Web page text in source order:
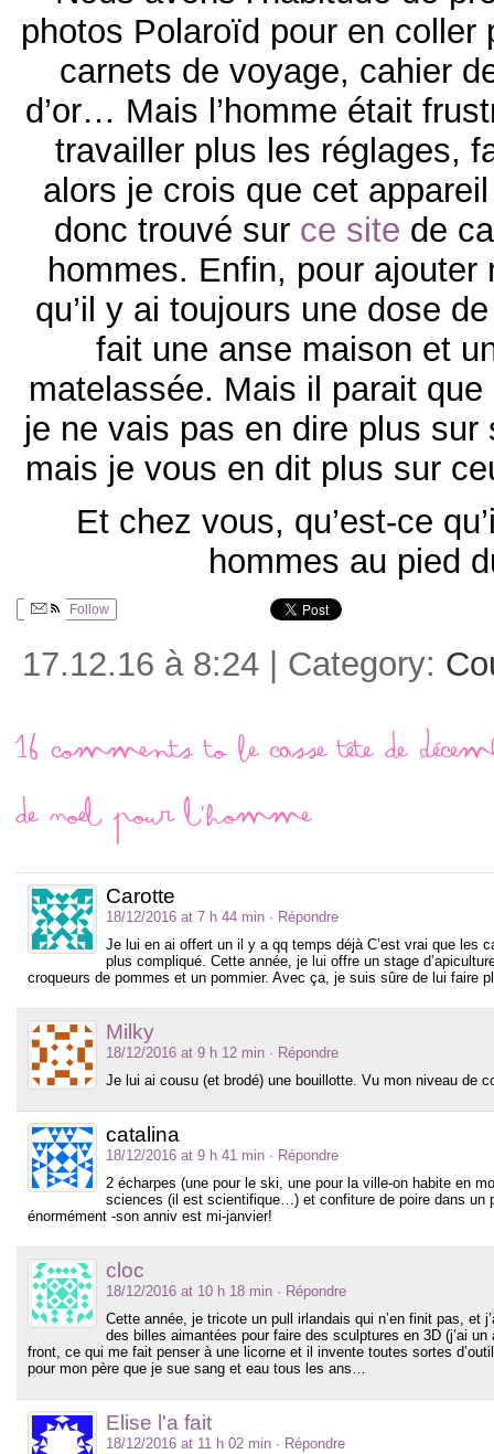
photos Polaroïd pour en coller
carnets de voyage, cahier
d’or… Mais l’homme était
travailler plus les réglages,
alors je crois que cet
donc trouvé sur ce site de
hommes. Enfin, pour ajouter
qu’il y ai toujours une dose
fait une anse maison et
matelassée. Mais il parait que
je ne vais pas en dire plus sur
mais je vous en dit plus sur
Et chez vous, qu’est-ce
hommes au pied
Follow
17.12.16 à 8:24 | Category:
16 comments to Le casse tête de
de Noel pour l’homme
Carotte
18/12/2016 at 7 h 44 min · Répondre
Je lui en ai offert un il y a qq temps déjà C’est vrai que les
plus compliqué. Cette année, je lui offre un stage
croqueurs de pommes et un pommier. Avec ça, je suis sûre de lui faire
Milky
18/12/2016 at 9 h 12 min · Répondre
Je lui ai cousu (et brodé) une bouillotte. Vu mon niveau de
catalina
18/12/2016 at 9 h 41 min · Répondre
2 écharpes (une pour le ski, une pour la ville-on habite en
sciences (il est scientifique…) et confiture de poire dans un
énormément -son anniv est mi-janvier!
cloc
18/12/2016 at 10 h 18 min · Répondre
Cette année, je tricote un pull irlandais qui n’en finit pas, et
des billes aimantées pour faire des sculptures en 3D (j’ai
front, ce qui me fait penser à une licorne et il invente toutes sortes
pour mon père que je sue sang et eau tous les ans…
Elise l'a fait
18/12/2016 at 11 h 02 min · Répondre